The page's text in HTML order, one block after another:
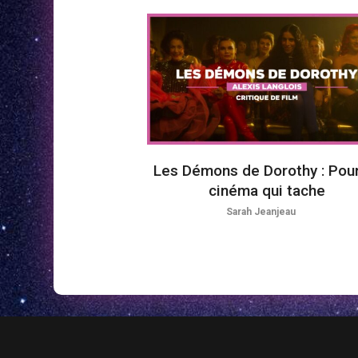
Les Démons de Dorothy :
cinéma qui tache
Sarah Jeanjeau